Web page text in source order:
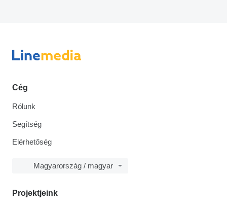
Cég
Rólunk
Segítség
Elérhetőség
Magyarország / magyar
Projektjeink